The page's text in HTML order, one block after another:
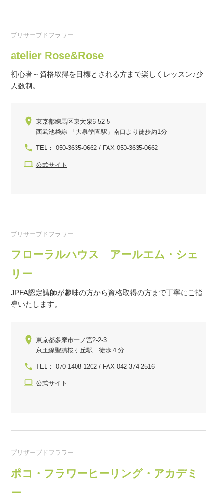
プリザーブドフラワー
atelier Rose&Rose
初心者～資格取得を目標とされる方まで楽しくレッスン♪少
人数制。
東京都練馬区東大泉6-52-5
西武池袋線 「大泉学園駅」南口より徒歩約1分
TEL： 050-3635-0662 / FAX 050-3635-0662
公式サイト
プリザーブドフラワー
フローラルハウス アールエム・シェ
リー
JPFA認定講師が趣味の方から資格取得の方まで丁寧にご指
導いたします。
東京都多摩市一ノ宮2-2-3
京王線聖蹟桜ヶ丘駅 徒歩４分
TEL： 070-1408-1202 / FAX 042-374-2516
公式サイト
プリザーブドフラワー
ポコ・フラワーヒーリング・アカデミ
ー